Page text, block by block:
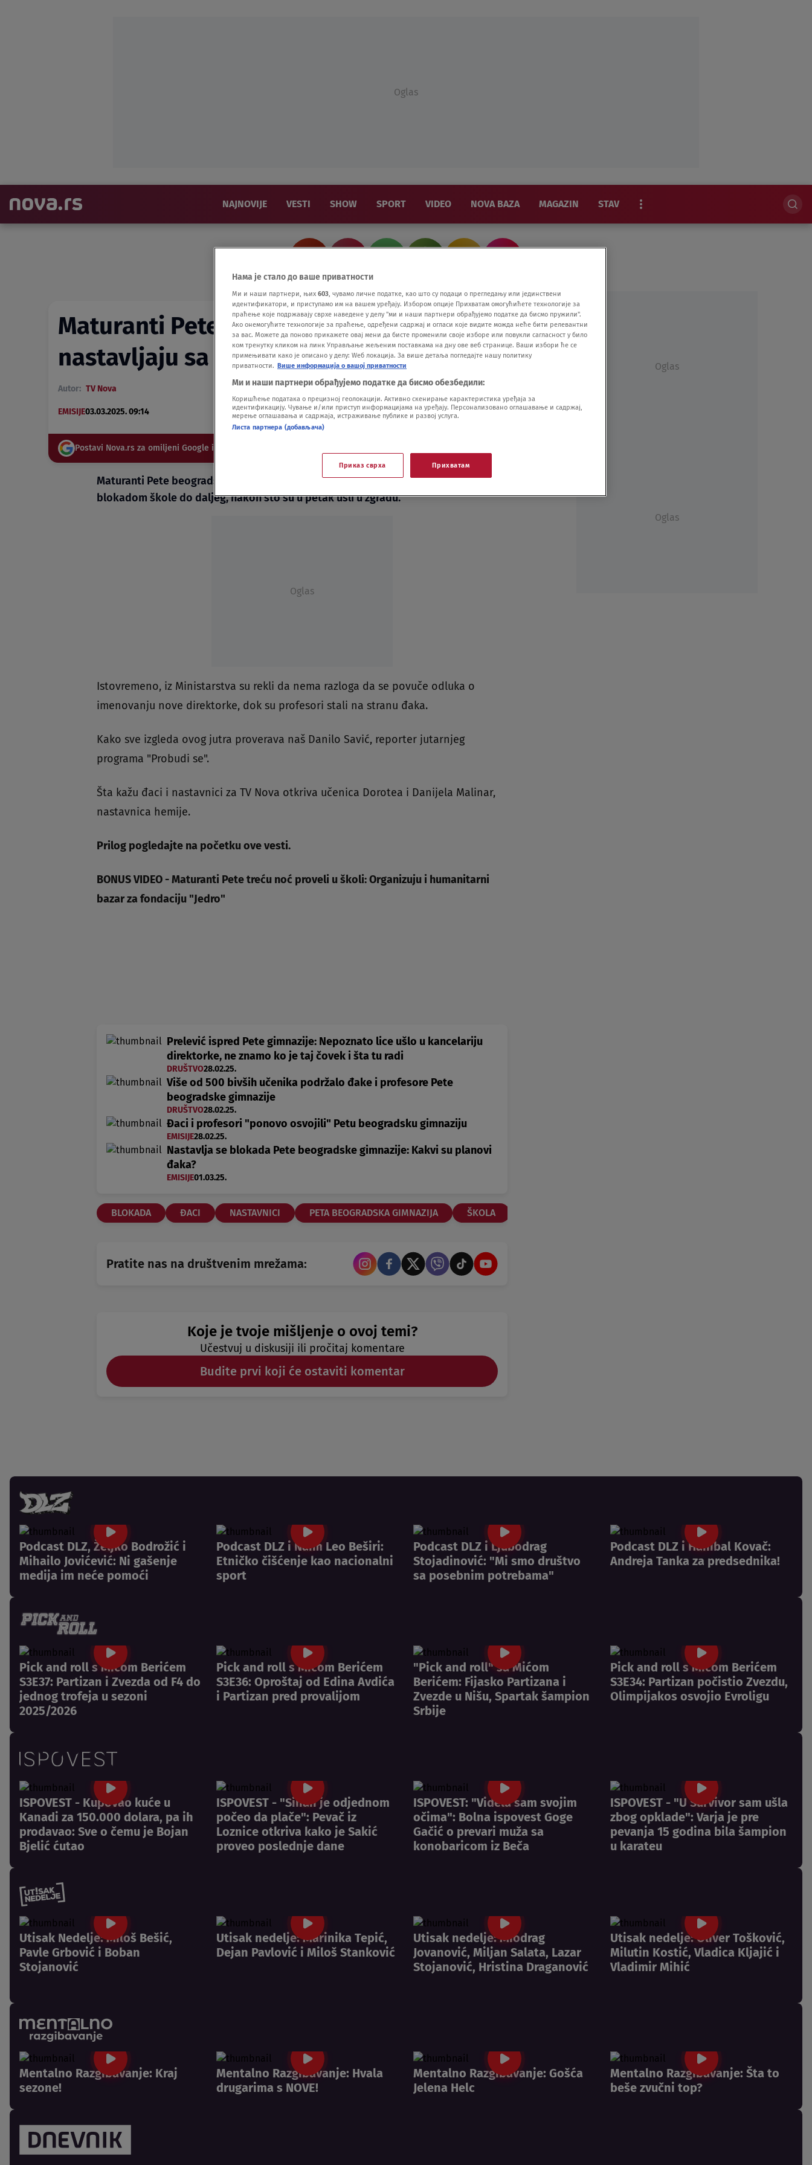
Oglas
NAJNOVIJE VESTI SHOW SPORT VIDEO NOVA BAZA MAGAZIN STAV
Maturanti Pete beogradske gimnazije
nastavljaju sa blokadom škole
Autor: TV Nova
EMISIJE03.03.2025. 09:14
Postavi Nova.rs za omiljeni Google izvor
Maturanti Pete beogradske gimnazije u subotu su doneli odluku da nastave sa
blokadom škole do daljeg, nakon što su u petak ušli u zgradu.
Oglas
Istovremeno, iz Ministarstva su rekli da nema razloga da se povuče odluka o
imenovanju nove direktorke, dok su profesori stali na stranu đaka.
Kako sve izgleda ovog jutra proverava naš Danilo Savić, reporter jutarnjeg
programa "Probudi se".
Šta kažu đaci i nastavnici za TV Nova otkriva učenica Dorotea i Danijela Malinar,
nastavnica hemije.
Prilog pogledajte na početku ove vesti.
BONUS VIDEO - Maturanti Pete treću noć proveli u školi: Organizuju i humanitarni
bazar za fondaciju "Jedro"
Prelević ispred Pete gimnazije: Nepoznato lice ušlo u kancelariju
direktorke, ne znamo ko je taj čovek i šta tu radi
DRUŠTVO28.02.25.
Više od 500 bivših učenika podržalo đake i profesore Pete
beogradske gimnazije
DRUŠTVO28.02.25.
Đaci i profesori "ponovo osvojili" Petu beogradsku gimnaziju
EMISIJE28.02.25.
Nastavlja se blokada Pete beogradske gimnazije: Kakvi su planovi
đaka?
EMISIJE01.03.25.
BLOKADA ĐACI NASTAVNICI PETA BEOGRADSKA GIMNAZIJA ŠKOLA
Pratite nas na društvenim mrežama:
Koje je tvoje mišljenje o ovoj temi?
Učestvuj u diskusiji ili pročitaj komentare
Budite prvi koji će ostaviti komentar
Oglas
Oglas
Podcast DLZ, Željko Bodrožić i
Mihailo Jovićević: Ni gašenje
medija im neće pomoći
Podcast DLZ i Naim Leo Beširi:
Etničko čišćenje kao nacionalni
sport
Podcast DLZ i Ljubodrag
Stojadinović: "Mi smo društvo
sa posebnim potrebama"
Podcast DLZ i Hanibal Kovač:
Andreja Tanka za predsednika!
Pick and roll s Mićom Berićem
S3E37: Partizan i Zvezda od F4 do
jednog trofeja u sezoni
2025/2026
Pick and roll s Mićom Berićem
S3E36: Oproštaj od Edina Avdića
i Partizan pred provalijom
"Pick and roll" sa Mićom
Berićem: Fijasko Partizana i
Zvezde u Nišu, Spartak šampion
Srbije
Pick and roll s Mićom Berićem
S3E34: Partizan počistio Zvezdu,
Olimpijakos osvojio Evroligu
ISPOVEST - Kupovao kuće u
Kanadi za 150.000 dolara, pa ih
prodavao: Sve o čemu je Bojan
Bjelić ćutao
ISPOVEST - "Sinan je odjednom
počeo da plače": Pevač iz
Loznice otkriva kako je Sakić
proveo poslednje dane
ISPOVEST: "Videla sam svojim
očima": Bolna ispovest Goge
Gačić o prevari muža sa
konobaricom iz Beča
ISPOVEST - "U Survivor sam ušla
zbog opklade": Varja je pre
pevanja 15 godina bila šampion
u karateu
Utisak Nedelje: Miloš Bešić,
Pavle Grbović i Boban
Stojanović
Utisak nedelje: Marinika Tepić,
Dejan Pavlović i Miloš Stanković
Utisak nedelje: Miodrag
Jovanović, Miljan Salata, Lazar
Stojanović, Hristina Draganović
Utisak nedelje: Oliver Tošković,
Milutin Kostić, Vladica Kljajić i
Vladimir Mihić
Mentalno Razgibavanje: Kraj
sezone!
Mentalno Razgibavanje: Hvala
drugarima s NOVE!
Mentalno Razgibavanje: Gošća
Jelena Helc
Mentalno Razgibavanje: Šta to
beše zvučni top?
Нама је стало до ваше приватности
Ми и наши партнери, њих 603 , чувамо личне податке, као што су подаци о прегледању или јединствени
идентификатори, и приступамо им на вашем уређају. Избором опције Прихватам омогућићете технологије за
праћење које подржавају сврхе наведене у делу "ми и наши партнери обрађујемо податке да бисмо пружили".
Ако онемогућите технологије за праћење, одређени садржај и огласи које видите можда неће бити релевантни
за вас. Можете да поново прикажете овај мени да бисте променили своје изборе или повукли сагласност у било
ком тренутку кликом на линк Управљање жељеним поставкама на дну ове веб странице. Ваши избори ће се
примењивати како је описано у делу: Wеб локација. За више детаља погледајте нашу политику
приватности. Више информација о вашој приватности
Ми и наши партнери обрађујемо податке да бисмо обезбедили:
Коришћење података о прецизној геолокацији. Активно скенирање карактеристика уређаја за
идентификацију. Чување и/или приступ информацијама на уређају. Персонализовано оглашавање и садржај,
мерење оглашавања и садржаја, истраживање публике и развој услуга.
Листа партнера (добављача)
Приказ сврха Прихватам